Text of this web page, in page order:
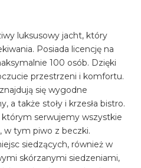
luksusowy jacht, który
Posiada licencję na
100 osób. Dzięki
przestrzeni i komfortu.
się wygodne
a także stoły i krzesła bistro.
którym serwujemy wszystkie
w tym piwo z beczki.
siedzących, również w
skórzanymi siedzeniami,